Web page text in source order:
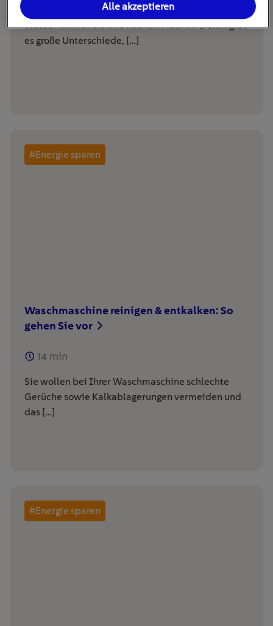
Wasser können sie alle kochen. Aber im Detail gibt
es große Unterschiede, […]
#Energie sparen
Waschmaschine reinigen & entkalken: So
gehen Sie vor
14 min
Sie wollen bei Ihrer Waschmaschine schlechte
Gerüche sowie Kalkablagerungen vermeiden und
das […]
#Energie sparen
Alle akzeptieren